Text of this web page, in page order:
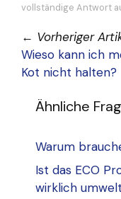
vollständige Antwort
← Vorheriger
Wieso kann ich
Kot nicht halten?
Ähnliche
Warum
Ist das ECO
wirklich